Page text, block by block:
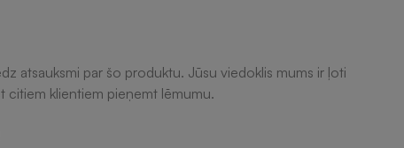
atsauksmi par šo produktu. Jūsu viedoklis mums ir ļoti
citiem klientiem pieņemt lēmumu.